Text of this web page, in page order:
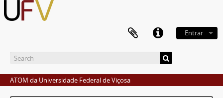
Entrar
ATOM da Universidade Federal de Viçosa